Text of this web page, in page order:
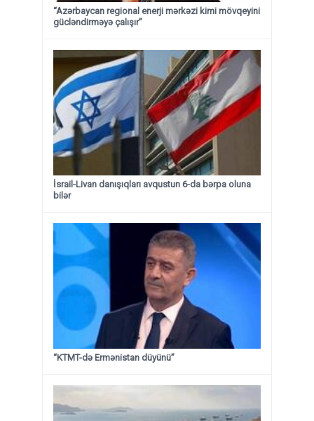
“Azərbaycan regional enerji mərkəzi kimi mövqeyini
gücləndirməyə çalışır”
İsrail-Livan danışıqları avqustun 6-da bərpa oluna
bilər
“KTMT-də Ermənistan düyünü”